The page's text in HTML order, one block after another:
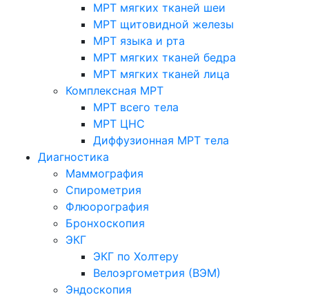
МРТ мягких тканей шеи
МРТ щитовидной железы
МРТ языка и рта
МРТ мягких тканей бедра
МРТ мягких тканей лица
Комплексная МРТ
МРТ всего тела
МРТ ЦНС
Диффузионная МРТ тела
Диагностика
Маммография
Спирометрия
Флюорография
Бронхоскопия
ЭКГ
ЭКГ по Холтеру
Велоэргометрия (ВЭМ)
Эндоскопия